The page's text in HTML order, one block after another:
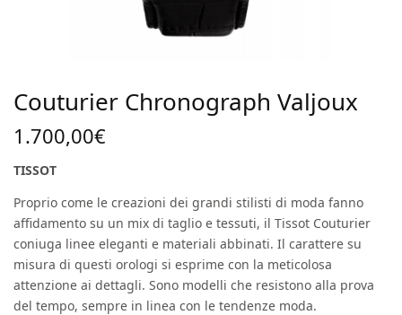
Couturier Chronograph Valjoux
1.700,00€
TISSOT
Proprio come le creazioni dei grandi stilisti di moda fanno
affidamento su un mix di taglio e tessuti, il Tissot Couturier
coniuga linee eleganti e materiali abbinati. Il carattere su
misura di questi orologi si esprime con la meticolosa
attenzione ai dettagli. Sono modelli che resistono alla prova
del tempo, sempre in linea con le tendenze moda.